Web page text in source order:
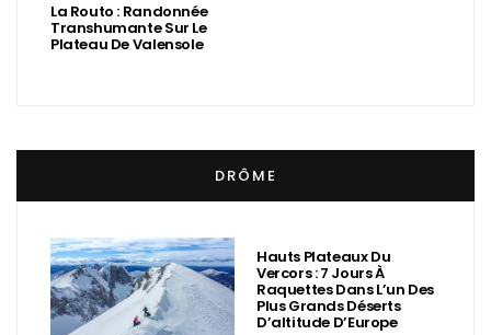
La Routo : Randonnée
Transhumante Sur Le
Plateau De Valensole
DRÔME
Hauts Plateaux Du
Vercors : 7 Jours À
Raquettes Dans L’un Des
Plus Grands Déserts
D’altitude D’Europe